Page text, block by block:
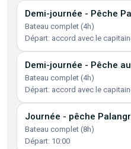
Demi-journée - Pêche
Bateau complet (4h)
Départ: accord avec le
Demi-journée - Pêche au
Bateau complet (4h)
Départ: accord avec le
Journée - pêche
Bateau complet (8h)
Départ: 10:00